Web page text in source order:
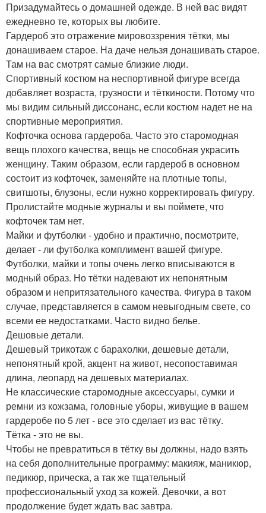
Призадумайтесь о домашней одежде. В ней вас видят
ежедневно те, которых вы любите.
Гардероб это отражение мировоззрения тётки, мы
донашиваем старое. На даче нельзя донашивать старое.
Там на вас смотрят самые близкие люди.
Спортивный костюм на неспортивной фигуре всегда
добавляет возраста, грузности и тёткиности. Потому что
мы видим сильный диссонанс, если костюм надет не на
спортивные мероприятия.
Кофточка основа гардероба. Часто это старомодная
вещь плохого качества, вещь не способная украсить
женщину. Таким образом, если гардероб в основном
состоит из кофточек, заменяйте на плотные топы,
свитшоты, блузоны, если нужно корректировать фигуру.
Пролистайте модные журналы и вы поймете, что
кофточек там нет.
Майки и футболки - удобно и практично, посмотрите,
делает - ли футболка комплимент вашей фигуре.
Футболки, майки и топы очень легко вписываются в
модный образ. Но тётки надевают их непонятным
образом и непритязательного качества. Фигура в таком
случае, представляется в самом невыгодным свете, со
всеми ее недостатками. Часто видно белье.
Дешовые детали.
Дешевый трикотаж с барахолки, дешевые детали,
непонятный крой, акцент на живот, несопоставимая
длина, леопард на дешевых материалах.
Не классические старомодные аксессуары, сумки и
ремни из кожзама, головные уборы, живущие в вашем
гардеробе по 5 лет - все это сделает из вас тётку.
Тётка - это не вы.
Чтобы не превратиться в тётку вы должны, надо взять
на себя дополнительные программу: макияж, маникюр,
педикюр, прическа, а так же тщательный
профессиональный уход за кожей. Девочки, а вот
продолжение будет ждать вас завтра.